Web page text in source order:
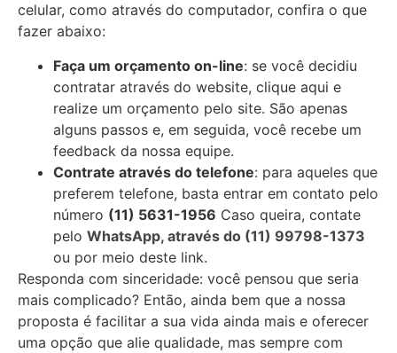
celular, como através do computador, confira o que
fazer abaixo:
Faça um orçamento on-line: se você decidiu
contratar através do website, clique aqui e
realize um orçamento pelo site. São apenas
alguns passos e, em seguida, você recebe um
feedback da nossa equipe.
Contrate através do telefone: para aqueles que
preferem telefone, basta entrar em contato pelo
número (11) 5631-1956 Caso queira, contate
pelo WhatsApp, através do (11) 99798-1373
ou por meio deste link.
Responda com sinceridade: você pensou que seria
mais complicado? Então, ainda bem que a nossa
proposta é facilitar a sua vida ainda mais e oferecer
uma opção que alie qualidade, mas sempre com